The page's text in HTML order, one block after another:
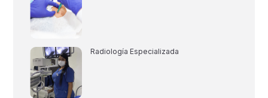
Radiología Especializada